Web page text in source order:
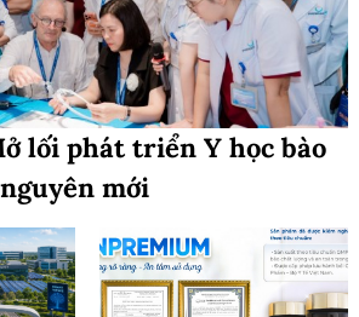
lối phát triển Y học bào
mới